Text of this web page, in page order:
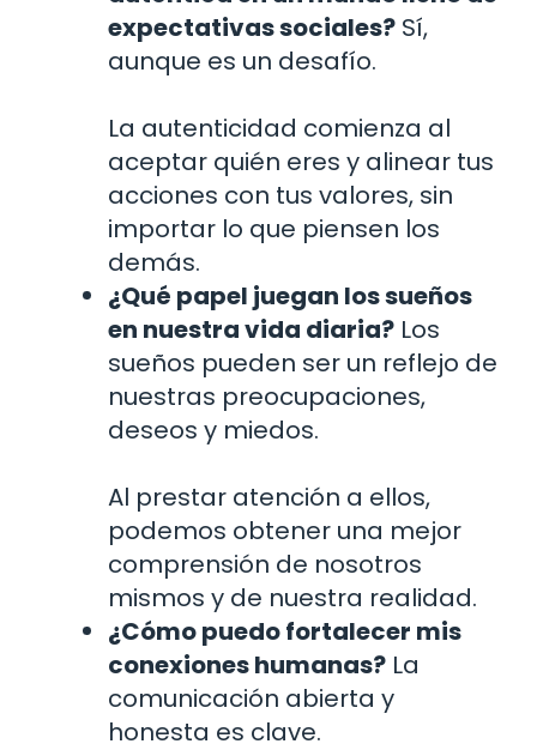
expectativas sociales? Sí,
aunque es un desafío.
La autenticidad comienza al
aceptar quién eres y alinear tus
acciones con tus valores, sin
importar lo que piensen los
demás.
¿Qué papel juegan los sueños
en nuestra vida diaria? Los
sueños pueden ser un reflejo de
nuestras preocupaciones,
deseos y miedos.
Al prestar atención a ellos,
podemos obtener una mejor
comprensión de nosotros
mismos y de nuestra realidad.
¿Cómo puedo fortalecer mis
conexiones humanas? La
comunicación abierta y
honesta es clave.